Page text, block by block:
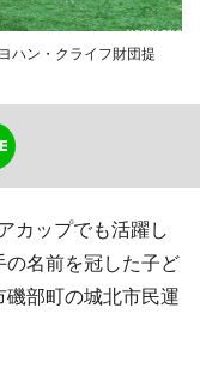
ハン・クライフ財団提
カップでも活躍し
名前を冠した子ど
部町の城北市民運